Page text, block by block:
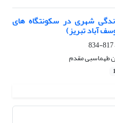
شهری در سکونتگاه ‏های
‏آباد تبریز)
817-834
طهماسبی مقدم